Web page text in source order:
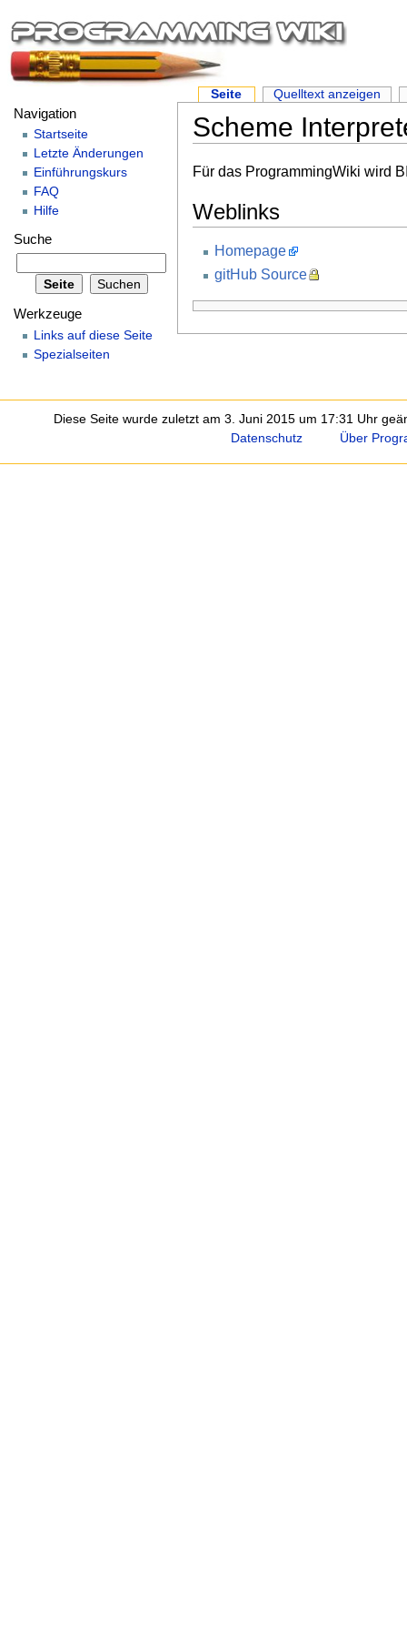
Scheme
Für das ProgrammingWiki wird
Weblinks
Homepage
gitHub Source
Seite Quelltext anzeigen
Navigation
Startseite
Letzte Änderungen
Einführungskurs
FAQ
Hilfe
Suche
Werkzeuge
Links auf diese Seite
Spezialseiten
Diese Seite wurde zuletzt am 3. Juni 2015 um 17:31 Uhr
Datenschutz
Über